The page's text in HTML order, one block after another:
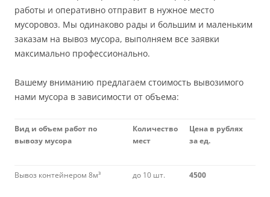
работы и оперативно отправит в нужное место
мусоровоз. Мы одинаково рады и большим и маленьким
заказам на вывоз мусора, выполняем все заявки
максимально профессионально.
Вашему вниманию предлагаем стоимость вывозимого
нами мусора в зависимости от объема:
Вид и объем работ по
вывозу мусора
Количество
мест
Цена в рублях
за ед.
Вывоз контейнером 8м³ до 10 шт. 4500